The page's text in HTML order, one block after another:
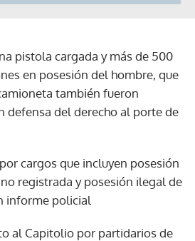
pistola cargada y más de 500
en posesión del hombre, que
también fueron
defensa del derecho al porte de
cargos que incluyen posesión
registrada y posesión ilegal de
informe policial
al Capitolio por partidarios de